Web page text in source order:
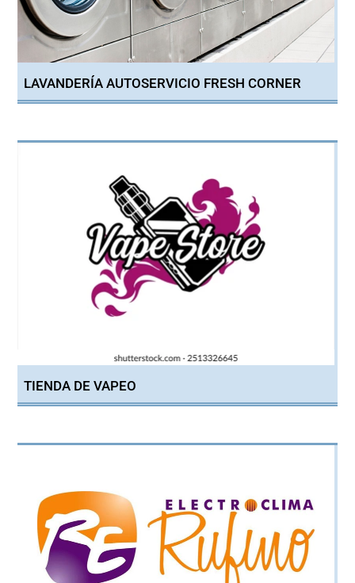
LAVANDERÍA AUTOSERVICIO FRESH CORNER
TIENDA DE VAPEO